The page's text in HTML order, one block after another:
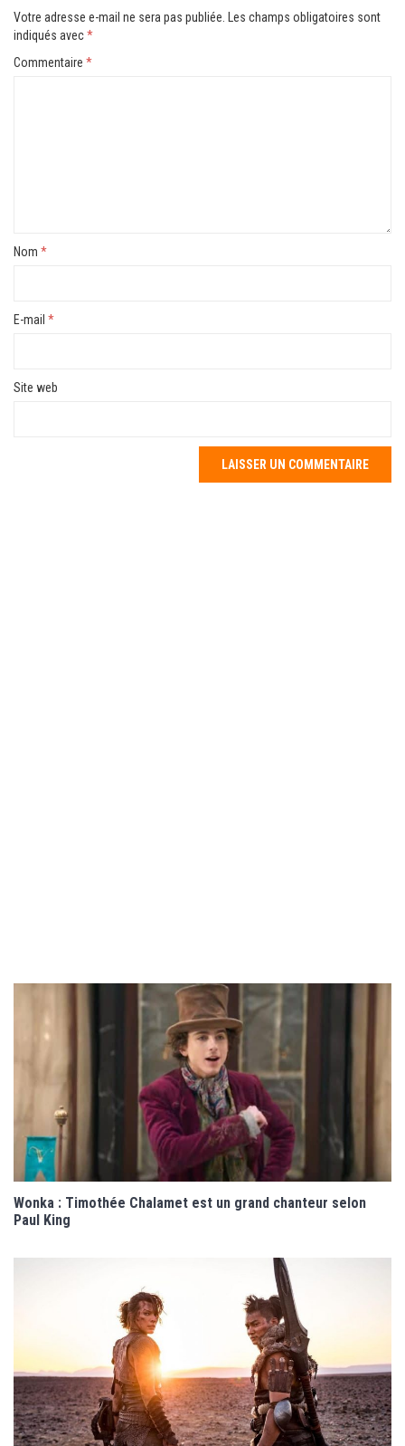
Votre adresse e-mail ne sera pas publiée.
Les champs obligatoires sont
indiqués avec*
Commentaire *
Nom *
E-mail *
Site web
Wonka : Timothée Chalamet est un grand chanteur selon
Paul King